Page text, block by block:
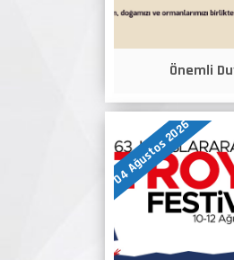
Önemli
04 Ağustos 2026